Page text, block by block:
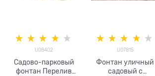
U08402
Садово-парковый
фонтан Перелив
U07815
Фонтан уличный
садовый с